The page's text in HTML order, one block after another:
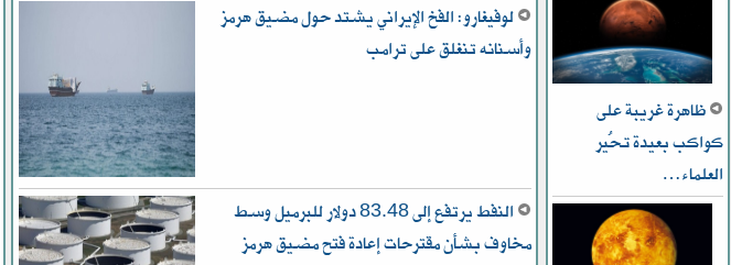
ظاهرة غريبة على
كواكب بعيدة تُحير
العلماء…
لوفيغارو: الفخ الإيراني يشتد حول مضيق هرمز
وأسنانه تنغلق على ترامب
النفط يرتفع إلى 83.48 دولار للبرميل وسط
مخاوف بشأن مقترحات إعادة فتح مضيق هرمز